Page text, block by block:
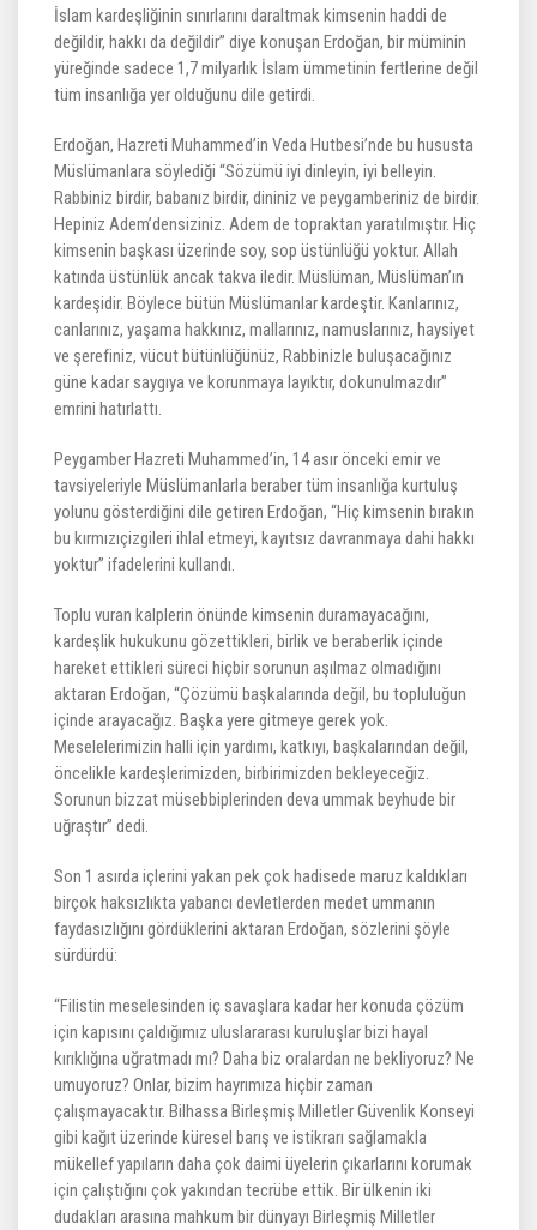
İslam kardeşliğinin sınırlarını daraltmak kimsenin haddi de
değildir, hakkı da değildir” diye konuşan Erdoğan, bir müminin
yüreğinde sadece 1,7 milyarlık İslam ümmetinin fertlerine değil
tüm insanlığa yer olduğunu dile getirdi.
Erdoğan, Hazreti Muhammed’in Veda Hutbesi’nde bu hususta
Müslümanlara söylediği “Sözümü iyi dinleyin, iyi belleyin.
Rabbiniz birdir, babanız birdir, dininiz ve peygamberiniz de birdir.
Hepiniz Adem’densiziniz. Adem de topraktan yaratılmıştır. Hiç
kimsenin başkası üzerinde soy, sop üstünlüğü yoktur. Allah
katında üstünlük ancak takva iledir. Müslüman, Müslüman’ın
kardeşidir. Böylece bütün Müslümanlar kardeştir. Kanlarınız,
canlarınız, yaşama hakkınız, mallarınız, namuslarınız, haysiyet
ve şerefiniz, vücut bütünlüğünüz, Rabbinizle buluşacağınız
güne kadar saygıya ve korunmaya layıktır, dokunulmazdır”
emrini hatırlattı.
Peygamber Hazreti Muhammed’in, 14 asır önceki emir ve
tavsiyeleriyle Müslümanlarla beraber tüm insanlığa kurtuluş
yolunu gösterdiğini dile getiren Erdoğan, “Hiç kimsenin bırakın
bu kırmızıçizgileri ihlal etmeyi, kayıtsız davranmaya dahi hakkı
yoktur” ifadelerini kullandı.
Toplu vuran kalplerin önünde kimsenin duramayacağını,
kardeşlik hukukunu gözettikleri, birlik ve beraberlik içinde
hareket ettikleri süreci hiçbir sorunun aşılmaz olmadığını
aktaran Erdoğan, “Çözümü başkalarında değil, bu topluluğun
içinde arayacağız. Başka yere gitmeye gerek yok.
Meselelerimizin halli için yardımı, katkıyı, başkalarından değil,
öncelikle kardeşlerimizden, birbirimizden bekleyeceğiz.
Sorunun bizzat müsebbiplerinden deva ummak beyhude bir
uğraştır” dedi.
Son 1 asırda içlerini yakan pek çok hadisede maruz kaldıkları
birçok haksızlıkta yabancı devletlerden medet ummanın
faydasızlığını gördüklerini aktaran Erdoğan, sözlerini şöyle
sürdürdü:
“Filistin meselesinden iç savaşlara kadar her konuda çözüm
için kapısını çaldığımız uluslararası kuruluşlar bizi hayal
kırıklığına uğratmadı mı? Daha biz oralardan ne bekliyoruz? Ne
umuyoruz? Onlar, bizim hayrımıza hiçbir zaman
çalışmayacaktır. Bilhassa Birleşmiş Milletler Güvenlik Konseyi
gibi kağıt üzerinde küresel barış ve istikrarı sağlamakla
mükellef yapıların daha çok daimi üyelerin çıkarlarını korumak
için çalıştığını çok yakından tecrübe ettik. Bir ülkenin iki
dudakları arasına mahkum bir dünyayı Birleşmiş Milletler